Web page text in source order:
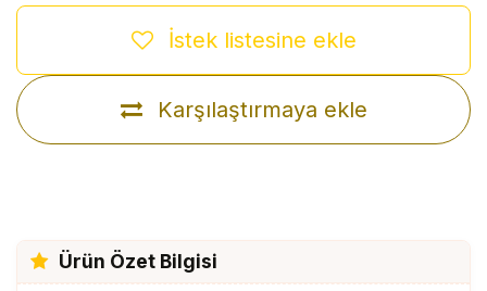
Karşılaştırmaya ekle
İstek listesine ekle
Ürün Özet Bilgisi